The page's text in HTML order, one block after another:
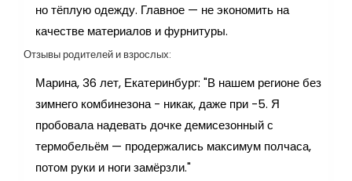
но тёплую одежду. Главное — не экономить на
качестве материалов и фурнитуры.
Отзывы родителей и взрослых:
Марина, 36 лет, Екатеринбург: "В нашем регионе без
зимнего комбинезона - никак, даже при -5. Я
пробовала надевать дочке демисезонный с
термобельём — продержались максимум полчаса,
потом руки и ноги замёрзли."